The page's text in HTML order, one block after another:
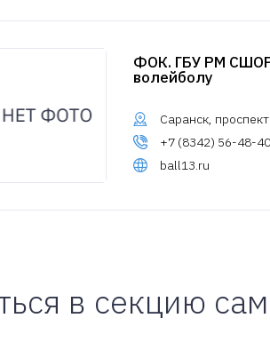
ФОК. ГБУ РМ СШОР
волейболу
Саранск,
+7 (8342) 56-48-
ball13.ru
в секцию